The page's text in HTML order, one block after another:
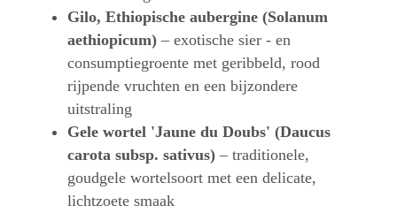
Gilo, Ethiopische aubergine (Solanum
aethiopicum) – exotische sier - en
consumptiegroente met geribbeld, rood
rijpende vruchten en een bijzondere
uitstraling
Gele wortel 'Jaune du Doubs' (Daucus
carota subsp. sativus) – traditionele,
goudgele wortelsoort met een delicate,
lichtzoete smaak